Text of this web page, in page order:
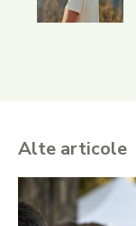
Alte articole